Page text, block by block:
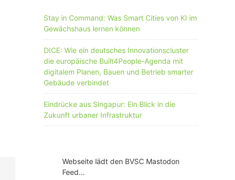
Stay in Command: Was Smart Cities von KI im
Gewächshaus lernen können
DICE: Wie ein deutsches Innovationscluster
die europäische Built4People-Agenda mit
digitalem Planen, Bauen und Betrieb smarter
Gebäude verbindet
Eindrücke aus Singapur: Ein Blick in die
Zukunft urbaner Infrastruktur
Webseite lädt den BVSC Mastodon
Feed...